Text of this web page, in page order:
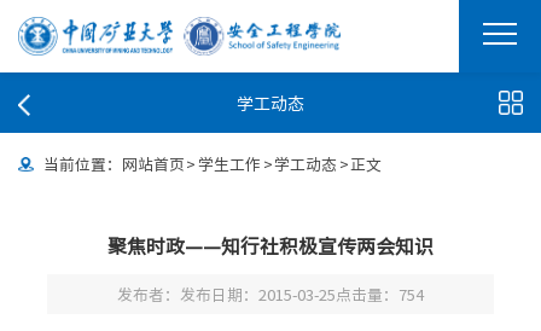
学工动态
当前位置： 网站首页>学生工作 >学工动态 >正文
聚焦时政——知行社积极宣传两会知识
发布者： 发布日期：2015-03-25点击量： 754